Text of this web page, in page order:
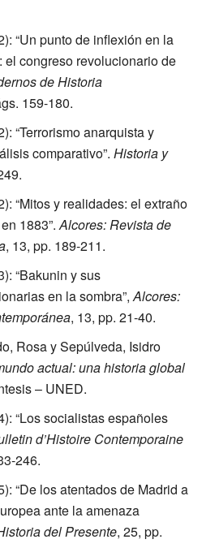
“Un punto de inflexión en la
el congreso revolucionario de
de Historia
159-180.
“Terrorismo anarquista y
comparativo”. Historia y
“Mitos y realidades: el extraño
1883”.Alcores: Revista de
, 13, pp. 189-211.
“Bakunin y sus
en la sombra”,Alcores:
, 13, pp. 21-40.
Rosa y Sepúlveda, Isidro
actual: una historia global
– UNED.
“Los socialistas españoles
d’Histoire Contemporaine
246.
“De los atentados de Madrid a
ante la amenaza
del Presente, 25, pp.